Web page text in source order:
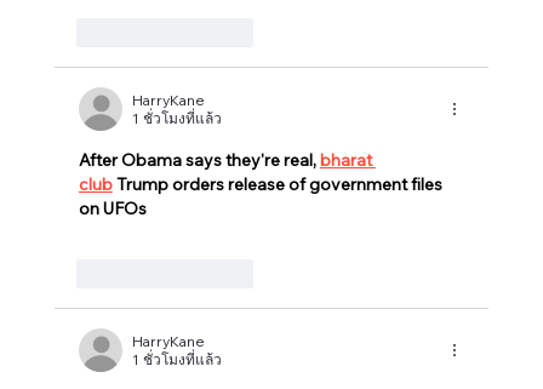
HarryKane
1 ชั่วโมงที่แล้ว
After Obama says they're real, bharat
club Trump orders release of government files
on UFOs
HarryKane
1 ชั่วโมงที่แล้ว